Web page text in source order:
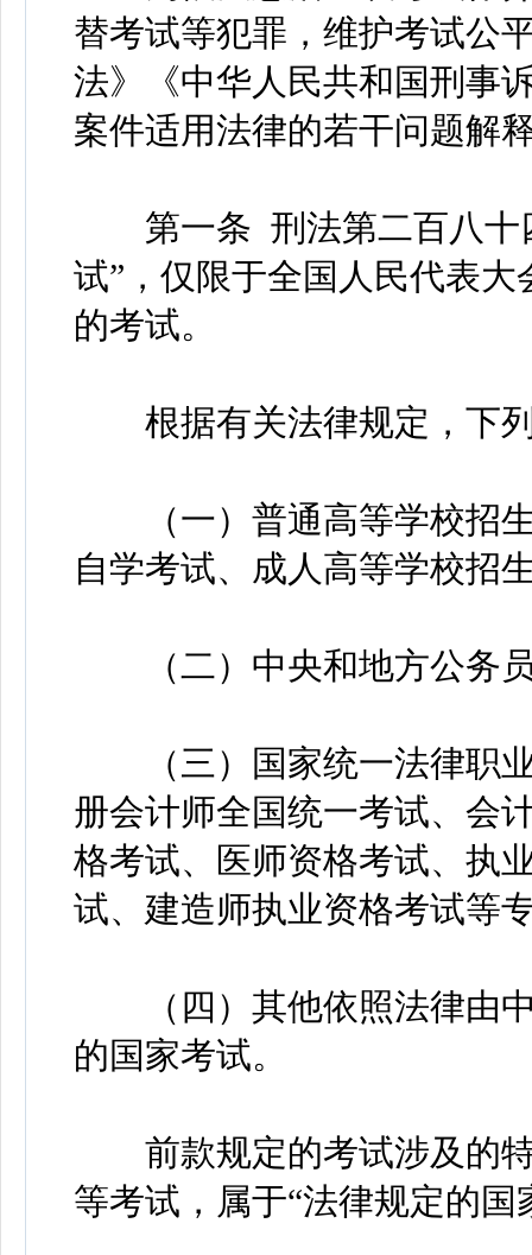
替考试等犯罪，维护考试公
法》《中华人民共和国刑事
案件适用法律的若干问题解
第一条 刑法第二百八十
试”，仅限于全国人民代表
的考试。
根据有关法律规定，下列
（一）普通高等学校招生
自学考试、成人高等学校招
（二）中央和地方公务
（三）国家统一法律职业
册会计师全国统一考试、会
格考试、医师资格考试、执
试、建造师执业资格考试等
（四）其他依照法律由中
的国家考试。
前款规定的考试涉及的特
等考试，属于“法律规定的国